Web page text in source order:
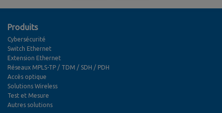
Produits
Cybersécurité
Switch Ethernet
Extension Ethernet
Réseaux MPLS-TP / TDM / SDH / PDH
Accès optique
Solutions Wireless
Test et Mesure
Autres solutions